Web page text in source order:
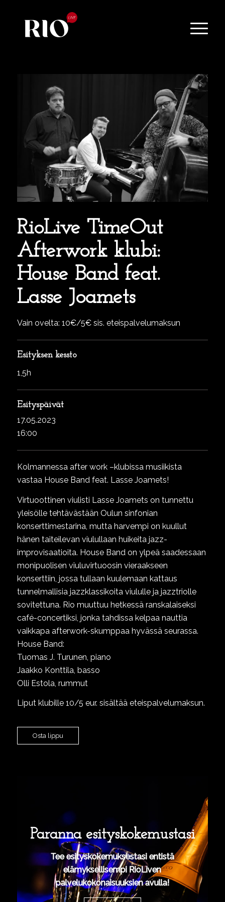
RioLive TimeOut
Afterwork klubi:
House Band feat.
Lasse Joamets
Vain ovelta: 10€/5€ sis. eteispalvelumaksun
Esityksen kessto
1,5h
Esityspäivät
17.05.2023
16:00
Kolmannessa after work –klubissa musiikista
vastaa House Band feat. Lasse Joamets!
Virtuoottinen viulisti Lasse Joamets on tunnettu
yleisölle tehtävästään Oulun sinfonian
konserttimestarina, mutta harvempi on kuullut
hänen taiteilevan viulullaan huikeita jazz-
improvisaatioita. House Band on ylpeä saadessaan
monipuolisen viuluvirtuoosin vieraakseen
konserttiin, jossa tullaan kuulemaan kattaus
tunnelmallisia jazzklassikoita viululle ja jazztriolle
sovitettuna. Rio muuttuu hetkessä ranskalaiseksi
café-concertiksi, jonka tahdissa kelpaa nauttia
vaikkapa afterwork-skumppaa hyvässä seurassa.
House Band:
Tuomas J. Turunen, piano
Jaakko Konttila, basso
Olli Estola, rummut
Liput klubille 10/5 eur. sisältää eteispalvelumaksun.
Osta lippu
Paranna esityskokemustasi
Tee esityskokemuksestasi entistä
elämyksellisempi RioLiven
palvelukokonaisuuksien avulla!